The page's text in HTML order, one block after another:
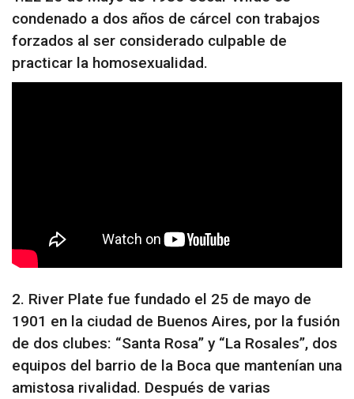
condenado a dos años de cárcel con trabajos
forzados al ser considerado culpable de
practicar la homosexualidad.
2. River Plate fue fundado el 25 de mayo de
1901 en la ciudad de Buenos Aires, por la fusión
de dos clubes: “Santa Rosa” y “La Rosales”, dos
equipos del barrio de la Boca que mantenían una
amistosa rivalidad. Después de varias